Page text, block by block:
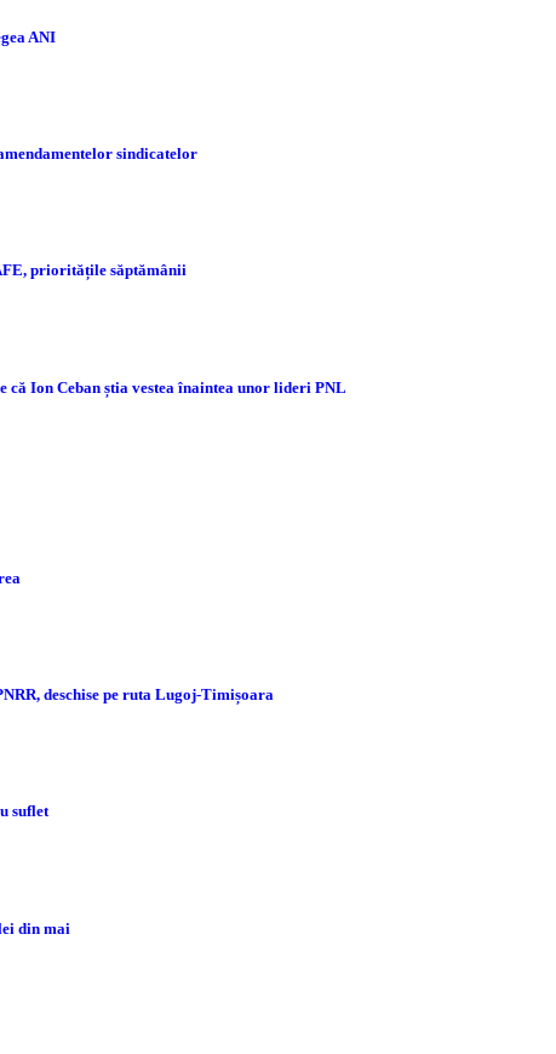
ANI
sindicatelor
prioritățile săptămânii
că Ion Ceban știa vestea înaintea unor lideri PNL
deschise pe ruta Lugoj-Timișoara
suflet
din mai